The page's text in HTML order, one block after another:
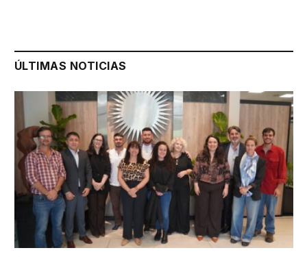
ÚLTIMAS NOTICIAS